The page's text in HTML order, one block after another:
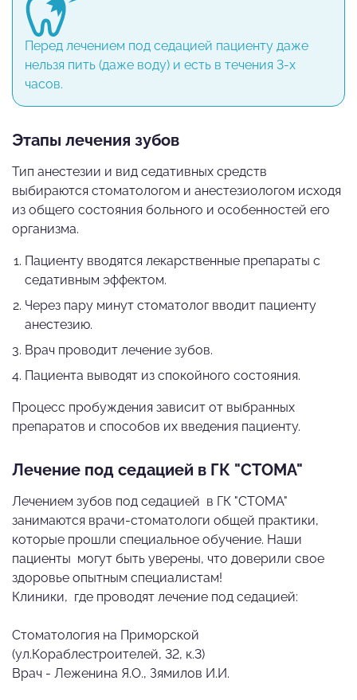
Перед лечением под седацией пациенту даже
нельзя пить (даже воду) и есть в течения 3-х
часов.
Этапы лечения зубов
Тип анестезии и вид седативных средств
выбираются стоматологом и анестезиологом исходя
из общего состояния больного и особенностей его
организма.
Пациенту вводятся лекарственные препараты с
седативным эффектом.
Через пару минут стоматолог вводит пациенту
анестезию.
Врач проводит лечение зубов.
Пациента выводят из спокойного состояния.
Процесс пробуждения зависит от выбранных
препаратов и способов их введения пациенту.
Лечение под седацией в ГК "СТОМА"
Лечением зубов под седацией в ГК "СТОМА"
занимаются врачи-стоматологи общей практики,
которые прошли специальное обучение. Наши
пациенты могут быть уверены, что доверили свое
здоровье опытным специалистам!
Клиники, где проводят лечение под седацией:
Стоматология на Приморской
(ул.Кораблестроителей, 32, к.3)
Врач - Леженина Я.О., Зямилов И.И.